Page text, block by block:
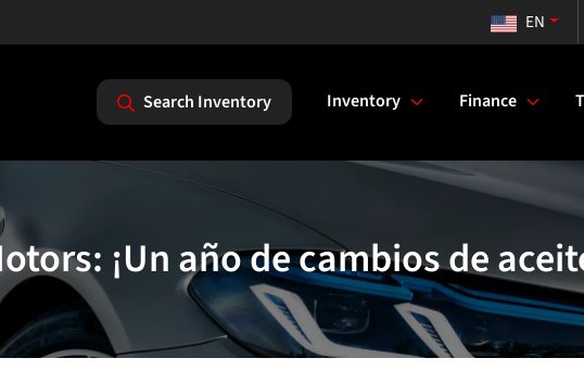
EN
Search Inventory Inventory Finance
¡Un año de cambios de